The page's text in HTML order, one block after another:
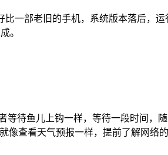
一部老旧的手机，系统版本落后，
。
待鱼儿上钩一样，等待一段时间，
像查看天气预报一样，提前了解网络的